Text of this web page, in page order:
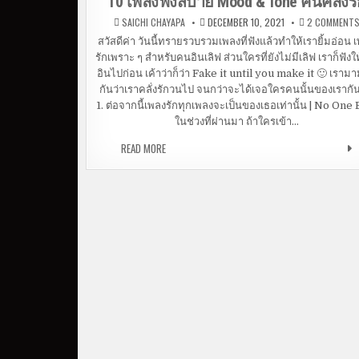
SAICHI CHAYAPA DECEMBER 10, 2021 2 COMMENTSO
N
สวัสดีค่า วันนี้ทรายรวบรวมเพลงที่ฟังแล้วทำให้เรายิ้มอ่อน
รักเพราะ ๆ สำหรับคนอินเลิฟ ส่วนใครที่ยังไม่มีเลิฟ เราก็ฟัง
อินไปก่อน เค้าว่าก็ว่า Fake it until you make it 🙂 เราม
กันว่าเราคลั่งรักวนไป จนกว่าจะได้เจอใครคนนั้นของเรากั
1. ต่อจากนี้เพลงรักทุกเพลงจะเป็นของเธอเท่านั้น | No One
ในช่วงที่ผ่านมา ถ้าใครเข้า…
READ MORE10 เพลงฟังสบาย MOOD & TONE คนคลั่งรัก